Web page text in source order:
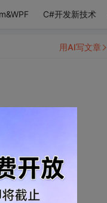
C#开发新技术
用AI写文章